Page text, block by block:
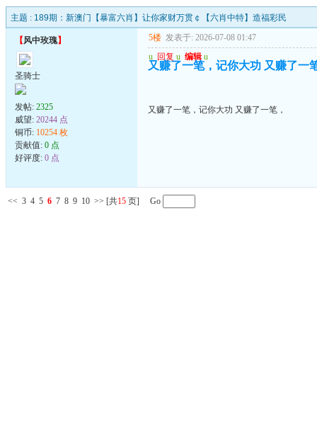
主题 : 189期：新澳门【暴富六肖】让你家财万贯￠【六肖中特】造福彩民
【风中玫瑰】
圣骑士
发帖: 2325
威望: 20244 点
铜币: 10254 枚
贡献值: 0 点
好评度: 0 点
5楼 发表于: 2026-07-08 01:47
u 回复 u 编辑 u
又赚了一笔，记你大功 又赚了一
又赚了一笔，记你大功 又赚了一笔，
<< 3 4 5 6 7 8 9 10 >> [共15 页] Go